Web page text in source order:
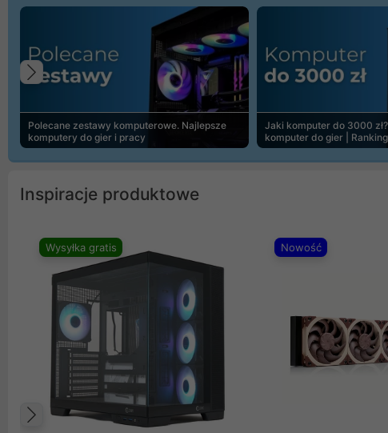
Polecane zestawy komputerowe. Najlepsze
komputery do gier i pracy
Jaki komputer do 3000
komputer do gier |
Poprzedni
Inspiracje produktowe
Wysyłka gratis Nowość